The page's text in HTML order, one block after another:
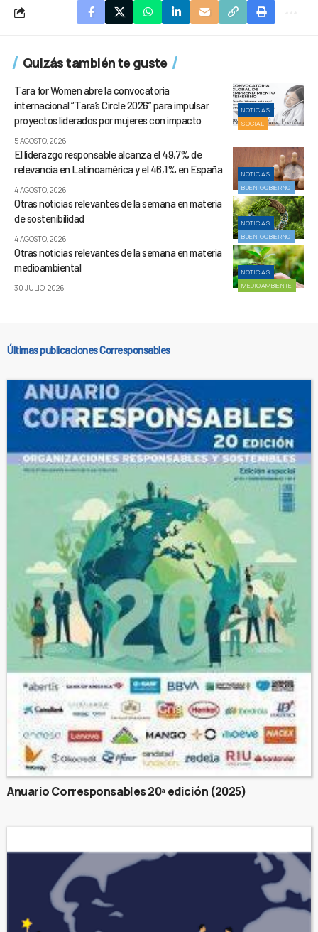
Quizás también te guste
NOTICIAS
SOCIAL
Tara for Women abre la convocatoria
internacional “Tara’s Circle 2026” para impulsar
proyectos liderados por mujeres con impacto
5 AGOSTO, 2026
NOTICIAS
BUEN GOBIERNO
El liderazgo responsable alcanza el 49,7% de
relevancia en Latinoamérica y el 46,1% en España
4 AGOSTO, 2026
NOTICIAS
BUEN GOBIERNO
Otras noticias relevantes de la semana en materia
de sostenibilidad
4 AGOSTO, 2026
NOTICIAS
MEDIOAMBIENTE
Otras noticias relevantes de la semana en materia
medioambiental
30 JULIO, 2026
Últimas publicaciones Corresponsables
Anuario Corresponsables 20ª edición (2025)